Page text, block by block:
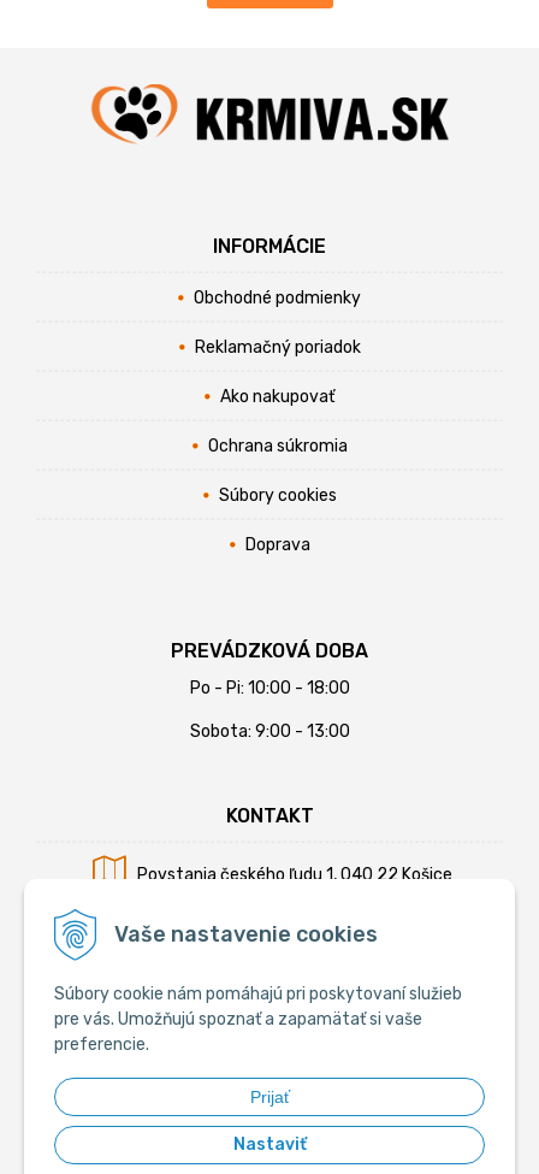
Vaše nastavenie cookies
Súbory cookie nám pomáhajú pri poskytovaní služieb
pre vás. Umožňujú spoznať a zapamätať si vaše
preferencie.
Prijať
Nastaviť
INFORMÁCIE
Obchodné podmienky
Reklamačný poriadok
Ako nakupovať
Ochrana súkromia
Súbory cookies
Doprava
PREVÁDZKOVÁ DOBA
Po - Pi: 10:00 - 18:00
Sobota: 9:00 - 13:00
KONTAKT
Povstania českého ľudu 1, 040 22 Košice
Mobil:+421 902 794 355
E-mail:info@krmiva.sk